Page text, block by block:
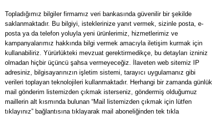
Topladığımız bilgiler firmamız veri bankasında güvenilir bir şekilde
saklanmaktadır. Bu bilgiyi, isteklerinize yanıt vermek, sizinle posta, e-
posta ya da telefon yoluyla yeni ürünlerimiz, hizmetlerimiz ve
kampanyalarımız hakkında bilgi vermek amacıyla iletişim kurmak için
kullanabiliriz. Yürürlükteki mevzuat gerektirmedikçe, bu detayları izniniz
olmadan hiçbir üçüncü şahsa vermeyeceğiz. İlaveten web sitemiz IP
adresiniz, bilgisayarınızın işletim sistemi, tarayıcı uygulamanız gibi
verileri toplayan teknolojileri kullanmaktadır. Herhangi bir zamanda günlük
mail gönderim listemizden çıkmak isterseniz, göndermiş olduğumuz
maillerin alt kısmında bulunan “Mail listemizden çıkmak için lütfen
tıklayınız” bağlantısına tıklayarak mail aboneliğinden tek tıkla